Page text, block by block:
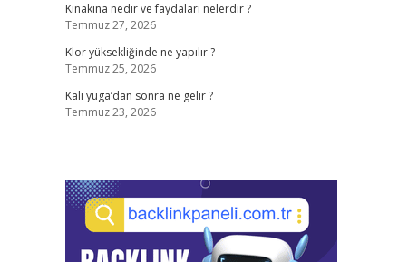
Kınakına nedir ve faydaları nelerdir ?
Temmuz 27, 2026
Klor yüksekliğinde ne yapılır ?
Temmuz 25, 2026
Kali yuga’dan sonra ne gelir ?
Temmuz 23, 2026